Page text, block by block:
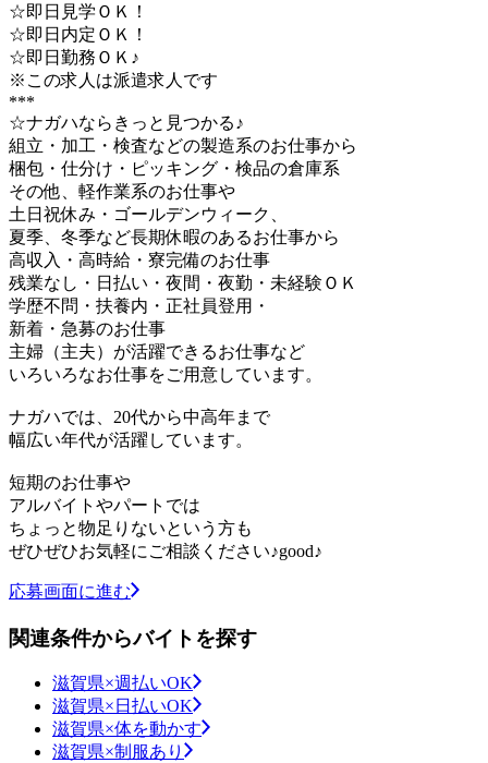
☆即日見学ＯＫ！
☆即日内定ＯＫ！
☆即日勤務ＯＫ♪
※この求人は派遣求人です
***
☆ナガハならきっと見つかる♪
組立・加工・検査などの製造系のお仕事から
梱包・仕分け・ピッキング・検品の倉庫系
その他、軽作業系のお仕事や
土日祝休み・ゴールデンウィーク、
夏季、冬季など長期休暇のあるお仕事から
高収入・高時給・寮完備のお仕事
残業なし・日払い・夜間・夜勤・未経験ＯＫ
学歴不問・扶養内・正社員登用・
新着・急募のお仕事
主婦（主夫）が活躍できるお仕事など
いろいろなお仕事をご用意しています。
ナガハでは、20代から中高年まで
幅広い年代が活躍しています。
短期のお仕事や
アルバイトやパートでは
ちょっと物足りないという方も
ぜひぜひお気軽にご相談ください♪good♪
応募画面に進む
関連条件からバイトを探す
滋賀県×週払いOK
滋賀県×日払いOK
滋賀県×体を動かす
滋賀県×制服あり